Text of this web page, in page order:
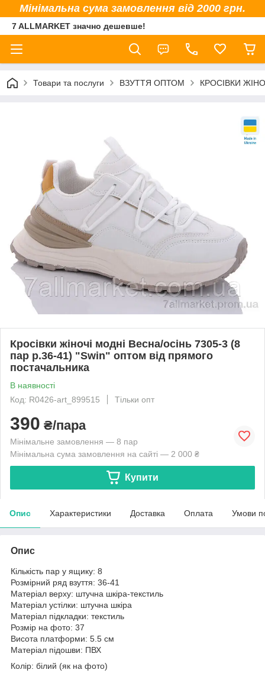
Мінімальна сума замовлення від 2000 грн.
7 ALLMARKET значно дешевше!
Товари та послуги ВЗУТТЯ ОПТОМ КРОСІВКИ
Кросівки жіночі модні Весна/осінь 7305-3 (8
пар р.36-41) "Swin" оптом від прямого
постачальника
В наявності
Код: R0426-art_899515
Тільки опт
390 ₴/пара
Мінімальне замовлення — 8 пар
Мінімальна сума замовлення на сайті — 2 000 ₴
Купити
Опис Характеристики Доставка Оплата Умови
Опис
Кількість пар у ящику: 8
Розмірний ряд взуття: 36-41
Матеріал верху: штучна шкіра-текстиль
Матеріал устілки: штучна шкіра
Матеріал підкладки: текстиль
Розмір на фото: 37
Висота платформи: 5.5 см
Матеріал підошви: ПВХ
Колір: білий (як на фото)